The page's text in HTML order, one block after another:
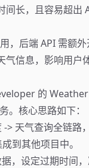
长，且容易超出
，后端 API 需额外
信息，影响用户体
的
核心思路如下：
-> 天气查询全链
到其他项目中。
，设定过期时间